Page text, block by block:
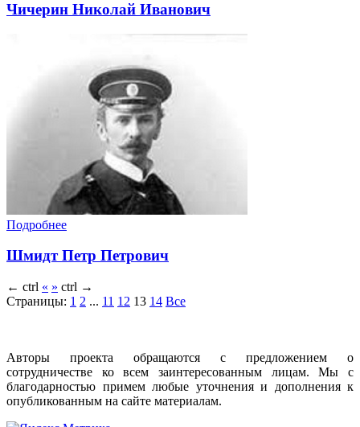
Чичерин Николай Иванович
Подробнее
Шмидт Петр Петрович
← ctrl « » ctrl →
Страницы: 1 2 ... 11 12 13 14 Все
Авторы проекта обращаются с предложением о
сотрудничестве ко всем заинтересованным лицам. Мы с
благодарностью примем любые уточнения и дополнения к
опубликованным на сайте материалам.